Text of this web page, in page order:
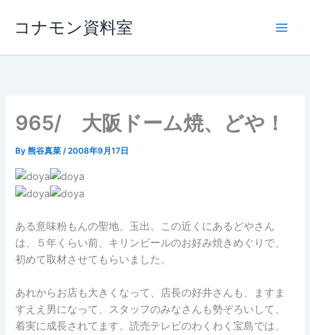
ス
コナモン資料室
965/ 大阪ドーム焼、どや！
By熊谷真菜/2008年9月17日
ある意味粉もんの聖地、玉出。この近くにあるどやさん
は、５年くらい前、キリンビールのお好み焼きめぐりで、
初めて取材させてもらいました。
あれからお店も大きくなって、店長の好井さんも、ますま
すええ男になって、スタッフのみなさんも勢ぞろいして、
着実に成長されてます。読売テレビのわくわく宝島では、